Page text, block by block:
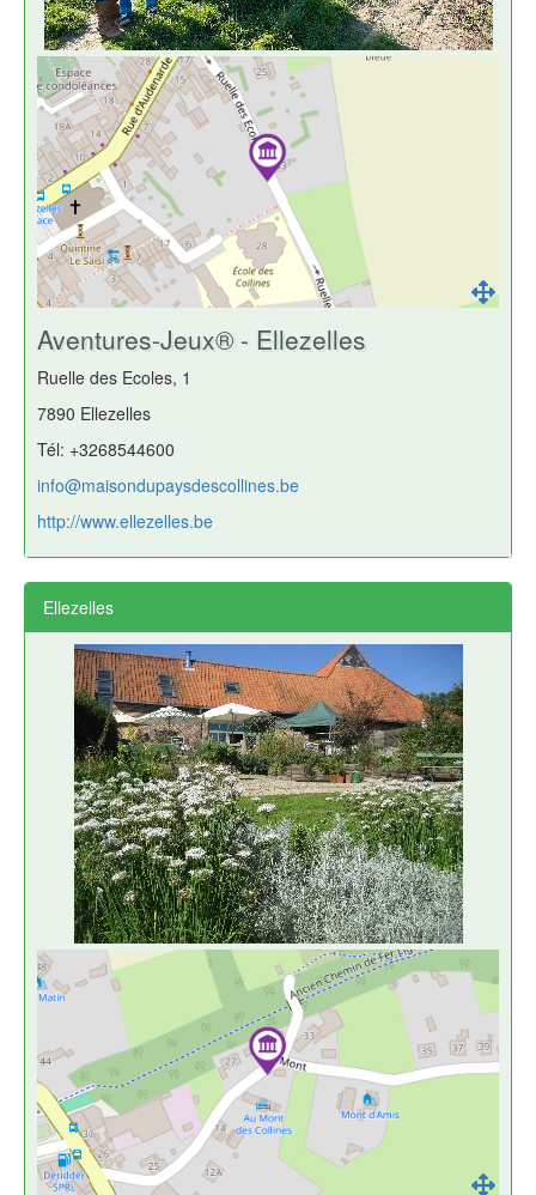
Aventures-Jeux® - Ellezelles
Ruelle des Ecoles, 1
7890 Ellezelles
Tél: +3268544600
info@maisondupaysdescollines.be
http://www.ellezelles.be
Ellezelles